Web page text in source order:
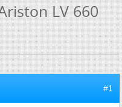
LV 660
#1